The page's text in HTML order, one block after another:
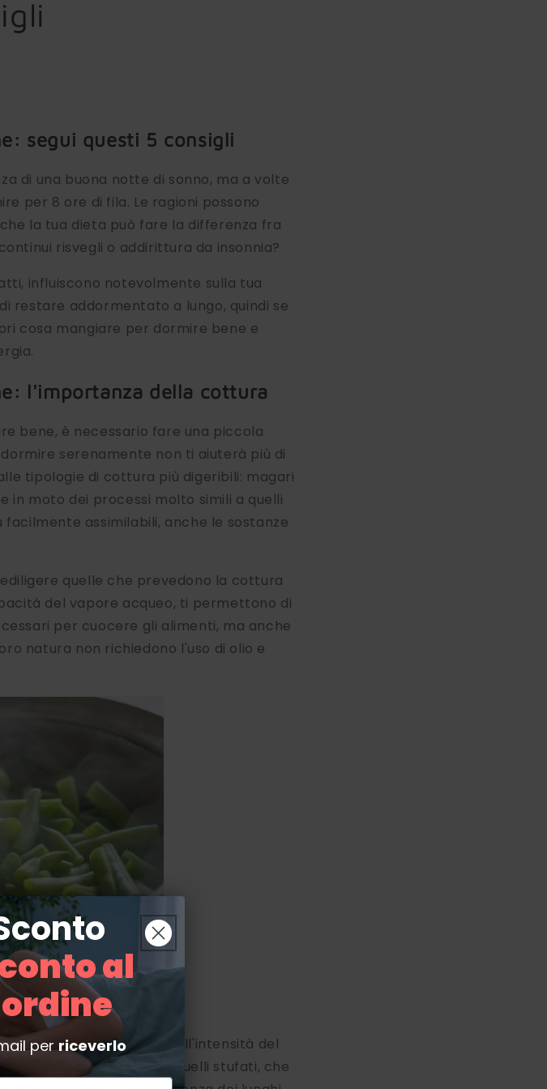
segui questi 5 consigli
di una buona notte di sonno, ma a volte
per 8 ore di fila. Le ragioni possono
la tua dieta può fare la differenza fra
risvegli o addirittura da insonnia?
influiscono notevolmente sulla tua
restare addormentato a lungo, quindi se
cosa mangiare per dormire bene e
l'importanza della cottura
bene, è necessario fare una piccola
serenamente non ti aiuterà più di
tipologie di cottura più digeribili: magari
in moto dei processi molto simili a quelli
facilmente assimilabili, anche le sostanze
quelle che prevedono la cottura
del vapore acqueo, ti permettono di
per cuocere gli alimenti, ma anche
natura non richiedono l'uso di olio e
al forno, che grazie all'intensità del
di sostanze grasse, e quelli stufati, che
al
perriceverlo